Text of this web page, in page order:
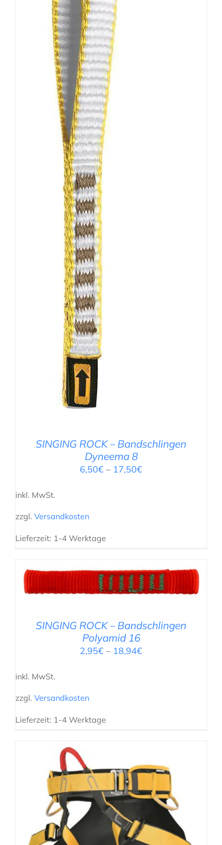
AUSFÜHRUNG WÄHLEN
DETAILS
SINGING ROCK – Bandschlingen
Dyneema 8
6,50€ – 17,50€
inkl. MwSt.
zzgl. Versandkosten
Lieferzeit: 1-4 Werktage
AUSFÜHRUNG WÄHLEN / DETAILS
SINGING ROCK – Bandschlingen
Polyamid 16
2,95€ – 18,94€
inkl. MwSt.
zzgl. Versandkosten
Lieferzeit: 1-4 Werktage
AUSFÜHRUNG WÄHLEN / DETAILS